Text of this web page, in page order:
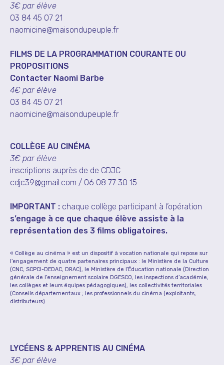
3€ par élève
03 84 45 07 21
naomicine@maisondupeuple.fr
FILMS DE LA PROGRAMMATION COURANTE OU
PROPOSITIONS
Contacter Naomi Barbe
4€ par élève
03 84 45 07 21
naomicine@maisondupeuple.fr
COLLÈGE AU CINÉMA
3€ par élève
inscriptions auprès de de CDJC
cdjc39@gmail.com / 06 08 77 30 15
IMPORTANT : chaque collège participant à l’opération
s’engage à ce que chaque élève assiste à la
représentation des 3 films obligatoires.
« Collège au cinéma » est un dispositif à vocation nationale qui repose sur
l’engagement de quatre partenaires principaux : le Ministère de la Culture
(CNC, SCPCI-DEDAC, DRAC), le Ministère de l’Éducation nationale (Direction
générale de l’enseignement scolaire DGESCO, les inspections d’académie,
les collèges et leurs équipes pédagogiques), les collectivités territoriales
(Conseils départementaux ; les professionnels du cinéma (exploitants,
distributeurs).
LYCÉENS & APPRENTIS AU CINÉMA
3€ par élève